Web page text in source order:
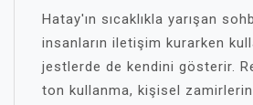
Hatay'ın sıcaklıkla yarışan
insanların iletişim kurarken
jestlerde de kendini gösterir.
ton kullanma, kişisel zamirlerin